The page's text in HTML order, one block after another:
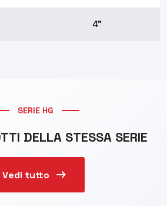
4"
SERIE HG
DELLA STESSA SERIE
Vedi tutto arrow_right_alt